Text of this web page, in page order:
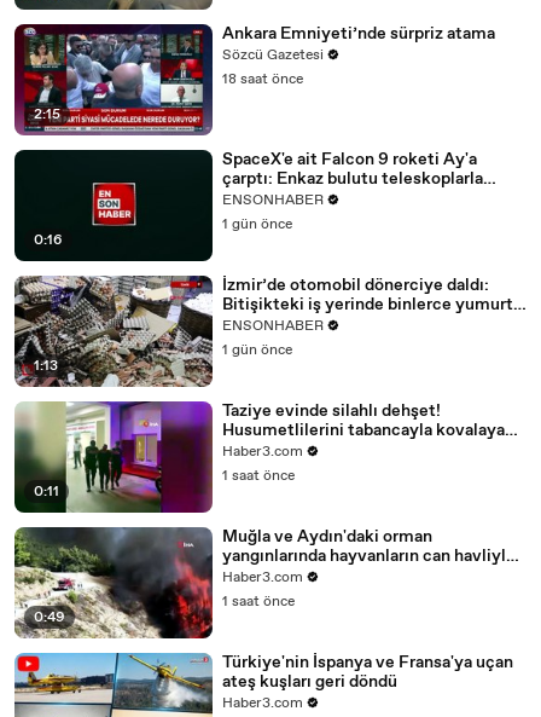
2:15
Ankara Emniyeti’nde sürpriz atama
Sözcü Gazetesi
18 saat önce
0:16
SpaceX'e ait Falcon 9 roketi Ay'a
çarptı: Enkaz bulutu teleskoplarla
tespit edildi
ENSONHABER
1 gün önce
1:13
İzmir’de otomobil dönerciye daldı:
Bitişikteki iş yerinde binlerce yumurta
kırıldı
ENSONHABER
1 gün önce
0:11
Taziye evinde silahlı dehşet!
Husumetlilerini tabancayla kovalayan
şüpheli dehşet saçtı!
Haber3.com
1 saat önce
0:49
Muğla ve Aydın'daki orman
yangınlarında hayvanların can havliyle
kaçış anları yürek burktu
Haber3.com
1 saat önce
Türkiye'nin İspanya ve Fransa'ya uçan
ateş kuşları geri döndü
Haber3.com